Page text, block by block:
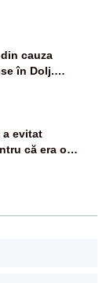
șținem omaneii
cauza
în Dolj.
robinet”
a evitat
că era o
fondurile de